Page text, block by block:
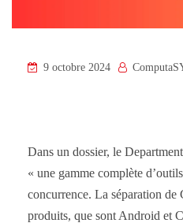
9 octobre 2024
Dans un dossier, le
« une gamme complète
concurrence. La séparation de
produits, que sont Android et